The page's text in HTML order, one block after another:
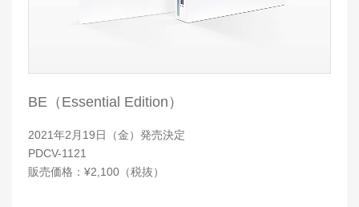
BE（Essential Edition）
2021年2月19日（金）発売決定
PDCV-1121
販売価格：¥2,100（税抜）